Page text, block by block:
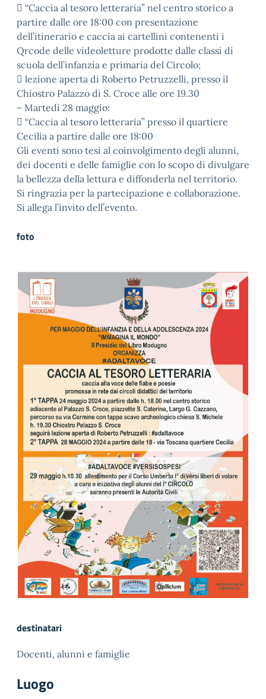
 “Caccia al tesoro letteraria” nel centro storico a
partire dalle ore 18:00 con presentazione
dell’itinerario e caccia ai cartellini contenenti i
Qrcode delle videoletture prodotte dalle classi di
scuola dell’infanzia e primaria del Circolo;
 lezione aperta di Roberto Petruzzelli, presso il
Chiostro Palazzo di S. Croce alle ore 19.30
– Martedì 28 maggio:
 “Caccia al tesoro letteraria” presso il quartiere
Cecilia a partire dalle ore 18:00
Gli eventi sono tesi al coinvolgimento degli alunni,
dei docenti e delle famiglie con lo scopo di divulgare
la bellezza della lettura e diffonderla nel territorio.
Si ringrazia per la partecipazione e collaborazione.
Si allega l’invito dell’evento.
foto
destinatari
Docenti, alunni e famiglie
Luogo